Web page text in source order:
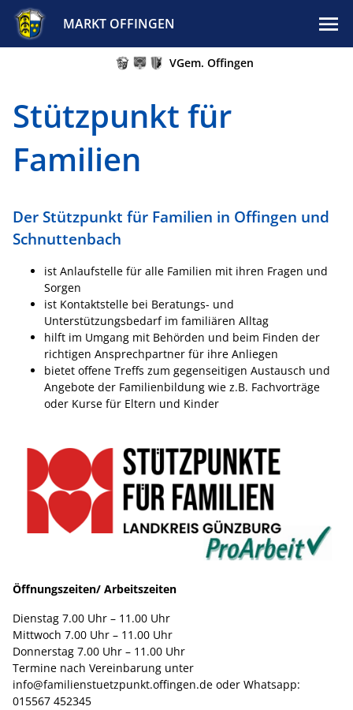
MARKT OFFINGEN
VGem. Offingen
Stützpunkt für
Familien
Der Stützpunkt für Familien in Offingen und
Schnuttenbach
ist Anlaufstelle für alle Familien mit ihren Fragen und
Sorgen
ist Kontaktstelle bei Beratungs- und
Unterstützungsbedarf im familiären Alltag
hilft im Umgang mit Behörden und beim Finden der
richtigen Ansprechpartner für ihre Anliegen
bietet offene Treffs zum gegenseitigen Austausch und
Angebote der Familienbildung wie z.B. Fachvorträge
oder Kurse für Eltern und Kinder
Öffnungszeiten/ Arbeitszeiten
Dienstag 7.00 Uhr – 11.00 Uhr
Mittwoch 7.00 Uhr – 11.00 Uhr
Donnerstag 7.00 Uhr – 11.00 Uhr
Termine nach Vereinbarung unter
info@familienstuetzpunkt.offingen.de oder Whatsapp:
015567 452345